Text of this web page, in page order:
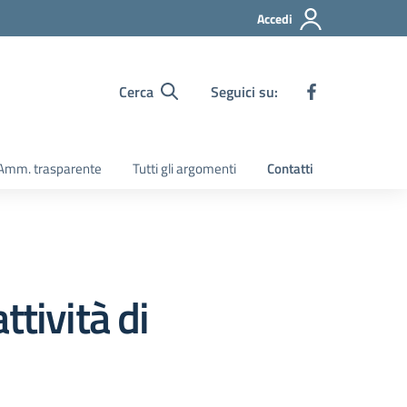
Accedi
Cerca Seguici su:
trasparente Tutti gli argomenti Contatti
di